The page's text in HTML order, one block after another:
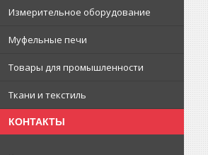
Измерительное оборудование
Муфельные печи
Товары для промышленности
Ткани и текстиль
КОНТАКТЫ